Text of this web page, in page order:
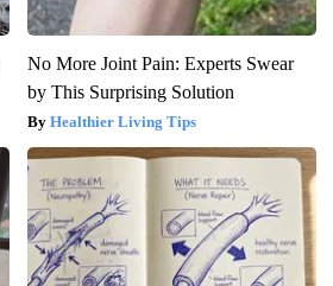
No More Joint Pain: Experts Swear
by This Surprising Solution
Healthier Living Tips